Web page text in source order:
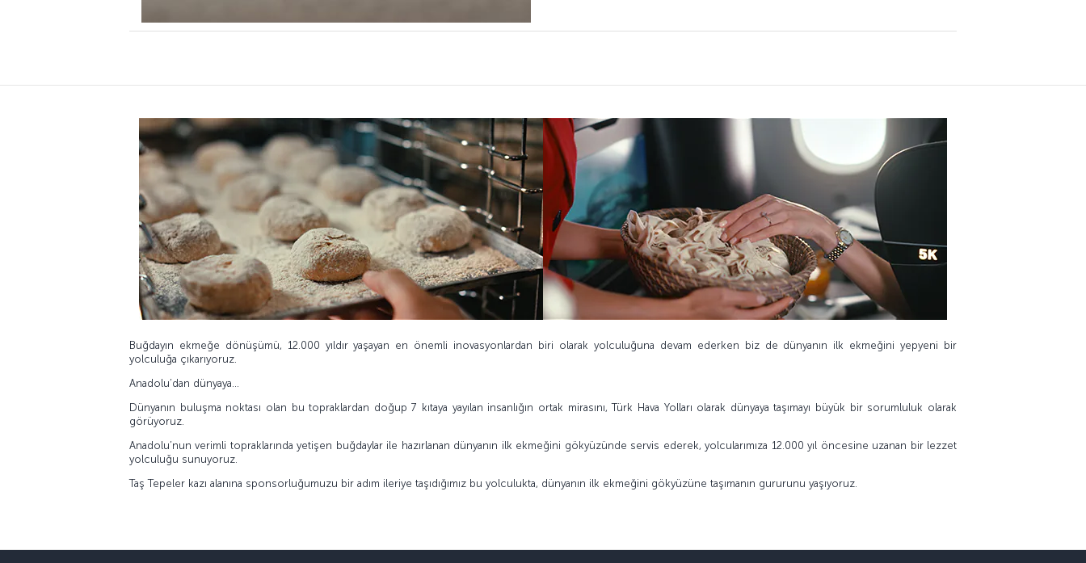
Buğdayın ekmeğe dönüşümü, 12.000 yıldır yaşayan en önemli inovasyonlardan biri olarak yolculuğuna devam ederken biz de dünyanın ilk ekmeğini yepyeni bir
yolculuğa çıkarıyoruz.
Anadolu’dan dünyaya…
Dünyanın buluşma noktası olan bu topraklardan doğup 7 kıtaya yayılan insanlığın ortak mirasını, Türk Hava Yolları olarak dünyaya taşımayı büyük bir sorumluluk olarak
görüyoruz.
Anadolu’nun verimli topraklarında yetişen buğdaylar ile hazırlanan dünyanın ilk ekmeğini gökyüzünde servis ederek, yolcularımıza 12.000 yıl öncesine uzanan bir lezzet
yolculuğu sunuyoruz.
Taş Tepeler kazı alanına sponsorluğumuzu bir adım ileriye taşıdığımız bu yolculukta, dünyanın ilk ekmeğini gökyüzüne taşımanın gururunu yaşıyoruz.